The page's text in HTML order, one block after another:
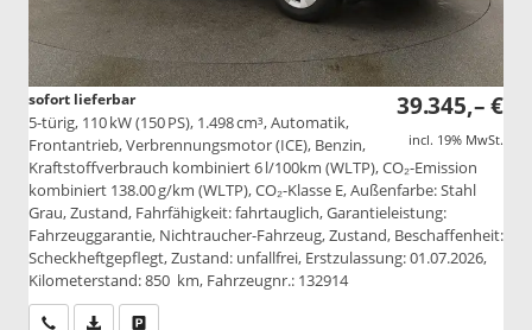
39.345,– €
incl. 19% MwSt.
sofort lieferbar
5-türig, 110 kW (150 PS), 1.498 cm³, Automatik,
Frontantrieb, Verbrennungsmotor (ICE), Benzin,
Kraftstoffverbrauch kombiniert 6 l/100km (WLTP), CO₂-Emission
kombiniert 138.00 g/km (WLTP), CO₂-Klasse E, Außenfarbe: Stahl
Grau, Zustand, Fahrfähigkeit: fahrtauglich, Garantieleistung:
Fahrzeuggarantie, Nichtraucher-Fahrzeug, Zustand, Beschaffenheit:
Scheckheftgepflegt, Zustand: unfallfrei, Erstzulassung: 01.07.2026,
Kilometerstand: 850 km, Fahrzeugnr.: 132914
Wir rufen Sie anPDF-Datei, Fahrzeugexposé drucken